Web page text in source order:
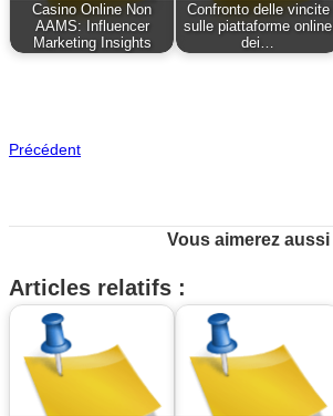
Casino Online Non
AAMS: Influencer
Marketing Insights
Confronto delle vincite
sulle piattaforme online
dei…
Précédent
Vous aimerez aussi
Articles relatifs :